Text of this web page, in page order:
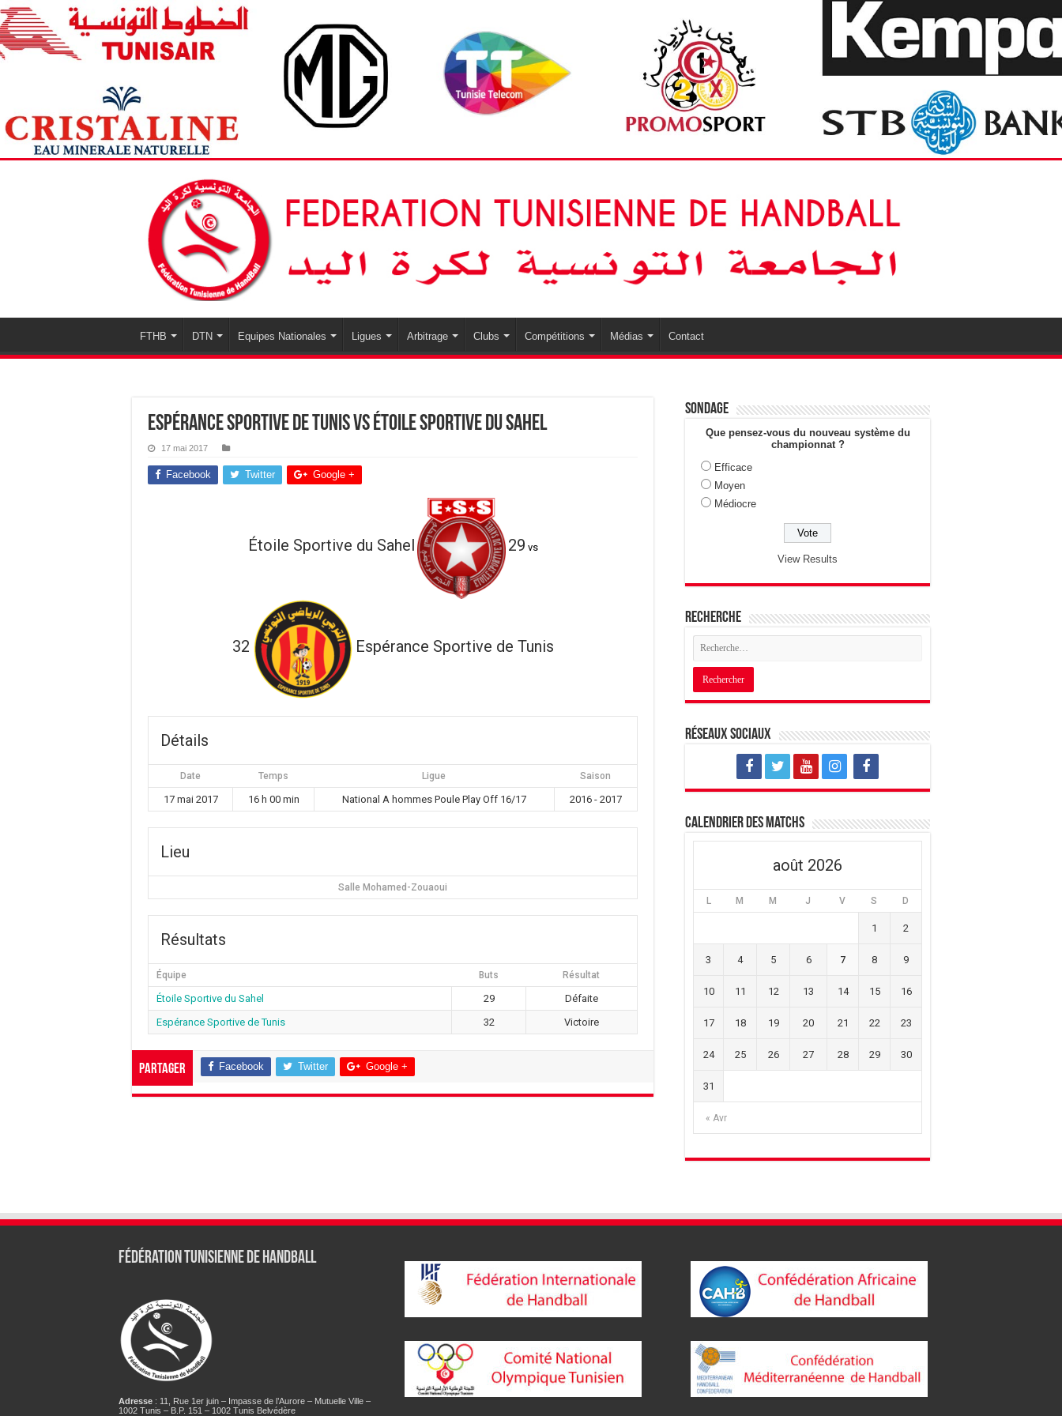
FTHB DTN Equipes Nationales Ligues Arbitrage Clubs Compétitions Médias Contact
Espérance Sportive de Tunis vs Étoile Sportive du Sahel
17 mai 2017
Facebook Twitter Google +
Étoile Sportive du Sahel 29 vs
32 Espérance Sportive de Tunis
Détails
Date Temps Ligue Saison
17 mai 2017 16 h 00 min National A hommes Poule Play Off 16/17 2016 - 2017
Lieu
Salle Mohamed-Zouaoui
Résultats
Équipe Buts Résultat
Étoile Sportive du Sahel 29
Défaite
Espérance Sportive de Tunis
32 Victoire
Partager Facebook Twitter Google +
Sondage
Que pensez-vous du nouveau système du
championnat ?
Efficace
Moyen
Médiocre
View Results
Recherche
Réseaux sociaux
Calendrier des matchs
août 2026
L M M J V S D
« Avr
1 2
3 4 5 6 7 8 9
10 11 12 13 14 15 16
17 18 19 20 21 22 23
24 25 26 27 28 29 30
31
Fédération tunisienne de Handball
Adresse: 11, Rue 1er juin – Impasse de l’Aurore – Mutuelle Ville –
1002 Tunis – B.P. 151 – 1002 Tunis Belvédère